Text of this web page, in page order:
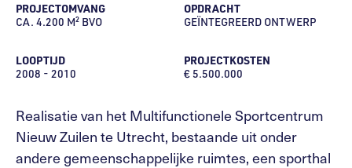
PROJECTOMVANG
CA. 4.200 M² BVO
OPDRACHT
GEÏNTEGREERD ONTWERP
LOOPTIJD
2008 - 2010
PROJECTKOSTEN
€ 5.500.000
Realisatie van het Multifunctionele Sportcentrum
Nieuw Zuilen te Utrecht, bestaande uit onder
andere gemeenschappelijke ruimtes, een sporthal